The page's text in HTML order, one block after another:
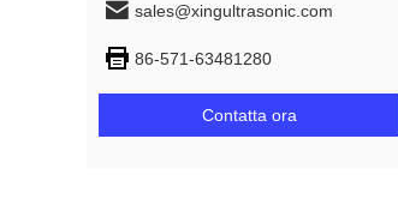
sales@xingultrasonic.com
86-571-63481280
Contatta ora